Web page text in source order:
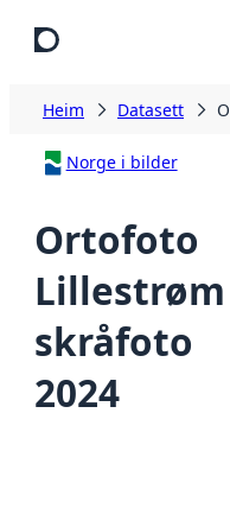
Heim Datasett
Norge i bilder
Ortofoto
Lillestrøm
skråfoto
2024